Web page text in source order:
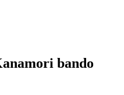
bando